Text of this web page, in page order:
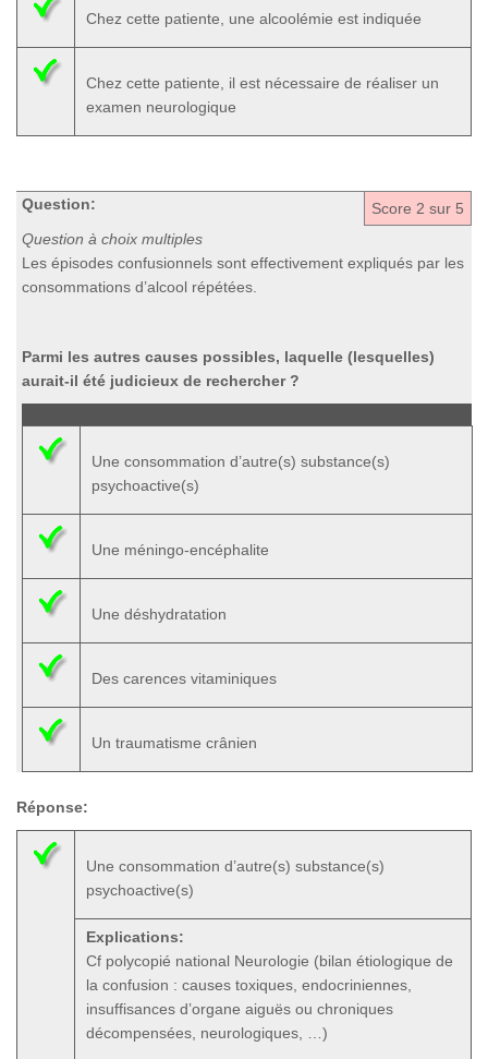
Chez cette patiente, une alcoolémie est indiquée
Chez cette patiente, il est nécessaire de réaliser un
examen neurologique
Score 2 sur 5
Question:
Question à choix multiples
Les épisodes confusionnels sont effectivement expliqués par les
consommations d’alcool répétées.
Parmi les autres causes possibles, laquelle (lesquelles)
aurait-il été judicieux de rechercher ?
Une consommation d’autre(s) substance(s)
psychoactive(s)
Une méningo-encéphalite
Une déshydratation
Des carences vitaminiques
Un traumatisme crânien
Réponse:
Une consommation d’autre(s) substance(s)
psychoactive(s)
Explications:
Cf polycopié national Neurologie (bilan étiologique de
la confusion : causes toxiques, endocriniennes,
insuffisances d’organe aiguës ou chroniques
décompensées, neurologiques, …)